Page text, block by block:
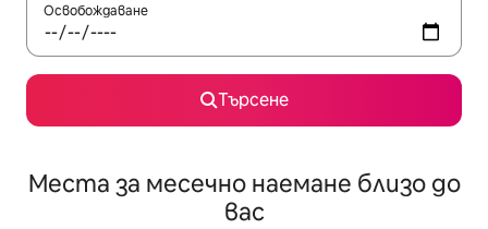
Освобождаване
Търсене
Места за месечно наемане близо до
вас